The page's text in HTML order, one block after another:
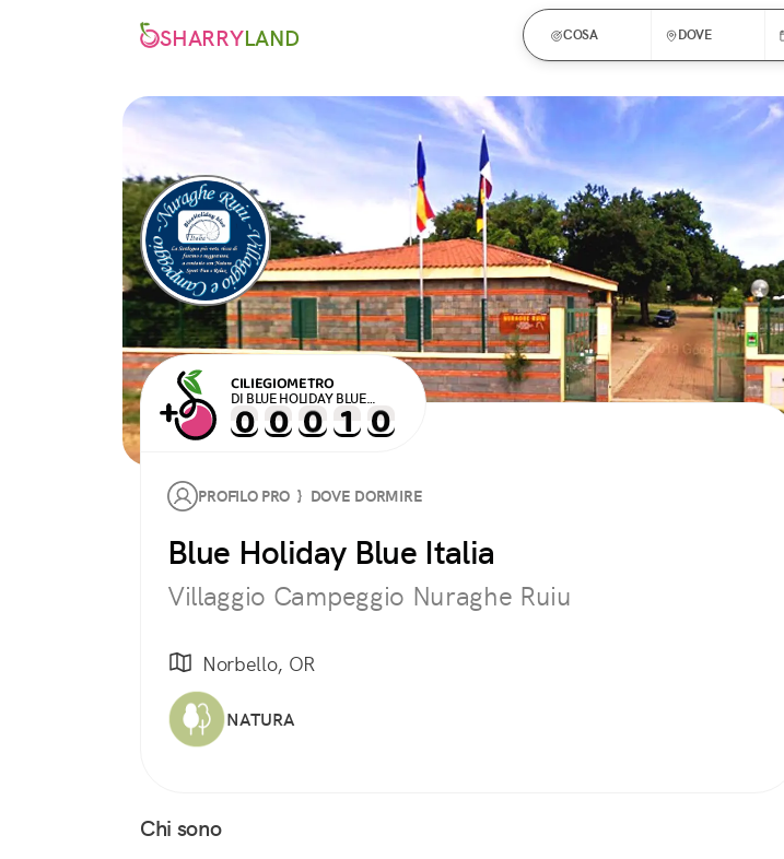
SHARRYLAND COSA DOVE
CILIEGIOMETRO
DI BLUE HOLIDAY BLUE
ITALIA
PROFILO PRO } DOVE DORMIRE
Blue Holiday Blue Italia
Villaggio Campeggio Nuraghe Ruiu
Norbello, OR
NATURA
Chi sono